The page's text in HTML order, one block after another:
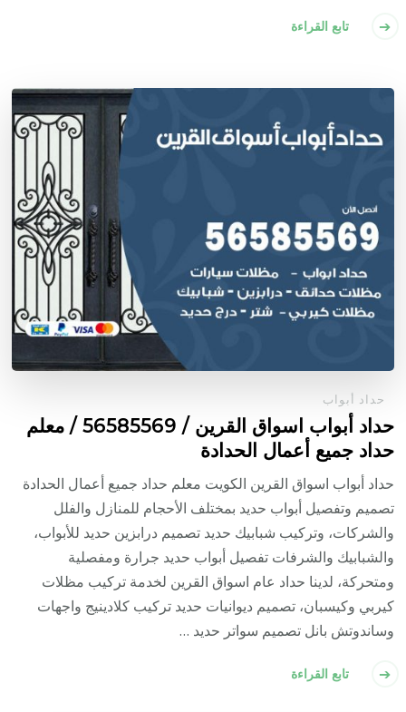
تابع القراءة
حداد أبواب
حداد أبواب اسواق القرين / 56585569 / معلم
حداد جميع أعمال الحدادة
حداد أبواب اسواق القرين الكويت معلم حداد جميع أعمال الحدادة
تصميم وتفصيل أبواب حديد بمختلف الأحجام للمنازل والفلل
والشركات، وتركيب شبابيك حديد تصميم درابزين حديد للأبواب،
والشبابيك والشرفات تفصيل أبواب حديد جرارة ومفصلية
ومتحركة، لدينا حداد عام اسواق القرين لخدمة تركيب مظلات
كيربي وكيسبان، تصميم ديوانيات حديد تركيب كلادينيج واجهات
وساندوتش بانل تصميم سواتر حديد …
تابع القراءة